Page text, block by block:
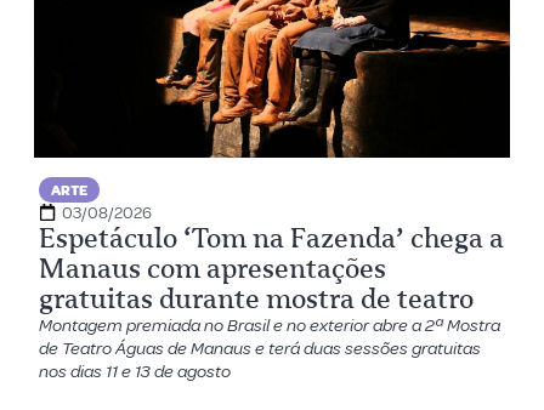
ARTE
03/08/2026
Espetáculo ‘Tom na Fazenda’ chega a
Manaus com apresentações
gratuitas durante mostra de teatro
Montagem premiada no Brasil e no exterior abre a 2ª Mostra
de Teatro Águas de Manaus e terá duas sessões gratuitas
nos dias 11 e 13 de agosto